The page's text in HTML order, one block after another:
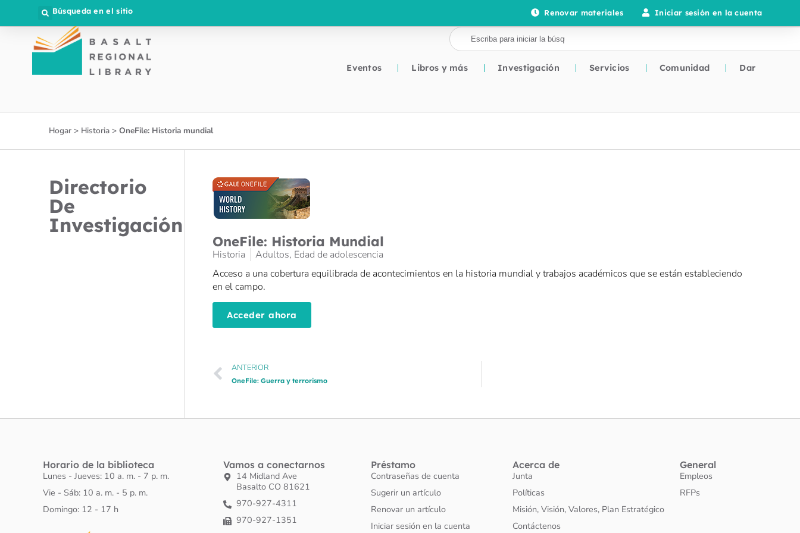
Búsqueda en el sitio Renovar materiales Iniciar sesión en la cuenta
Eventos Libros y más Investigación Servicios Comunidad Dar
Hogar > Historia > OneFile: Historia mundial
Directorio
De
Investigación
OneFile: Historia Mundial
Historia Adultos, Edad de adolescencia
Acceso a una cobertura equilibrada de acontecimientos en la historia mundial y trabajos académicos que se están estableciendo
en el campo.
Acceder ahora
ANTERIOR
OneFile: Guerra y terrorismo
Horario de la biblioteca
Lunes - Jueves: 10 a. m. - 7 p. m.
Vie - Sáb: 10 a. m. - 5 p. m.
Domingo: 12 - 17 h
Vamos a conectarnos
14 Midland Ave
Basalto CO 81621
970-927-4311
970-927-1351
Préstamo
Contraseñas de cuenta
Sugerir un artículo
Renovar un artículo
Iniciar sesión en la cuenta
Acerca de
Junta
Políticas
Misión, Visión, Valores, Plan Estratégico
Contáctenos
General
Empleos
RFPs